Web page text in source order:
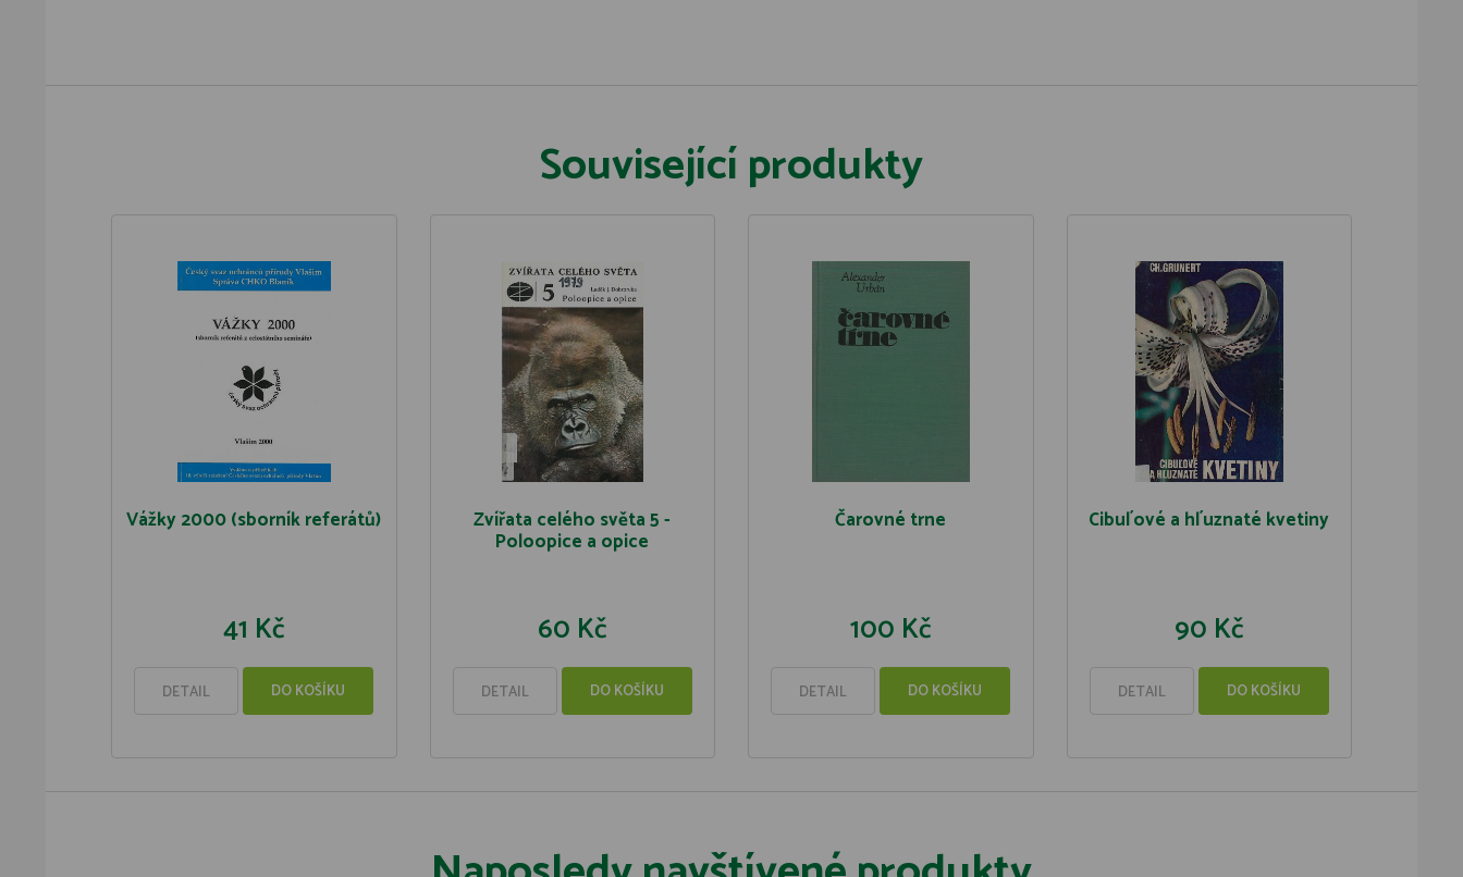
Související produkty
Vážky 2000 (sborník referátů)
41 Kč
DETAIL DO KOŠÍKU
Zvířata celého světa 5 -
Poloopice a opice
60 Kč
DETAIL DO KOŠÍKU
Čarovné trne
100 Kč
DETAIL DO KOŠÍKU
Cibul´ové a hl´uznaté kvetiny
90 Kč
DETAIL DO KOŠÍKU